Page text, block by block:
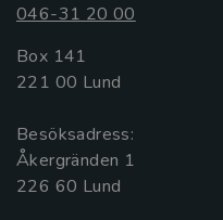
046-31 20 00
Box 141
221 00 Lund
Besöksadress:
Åkergränden 1